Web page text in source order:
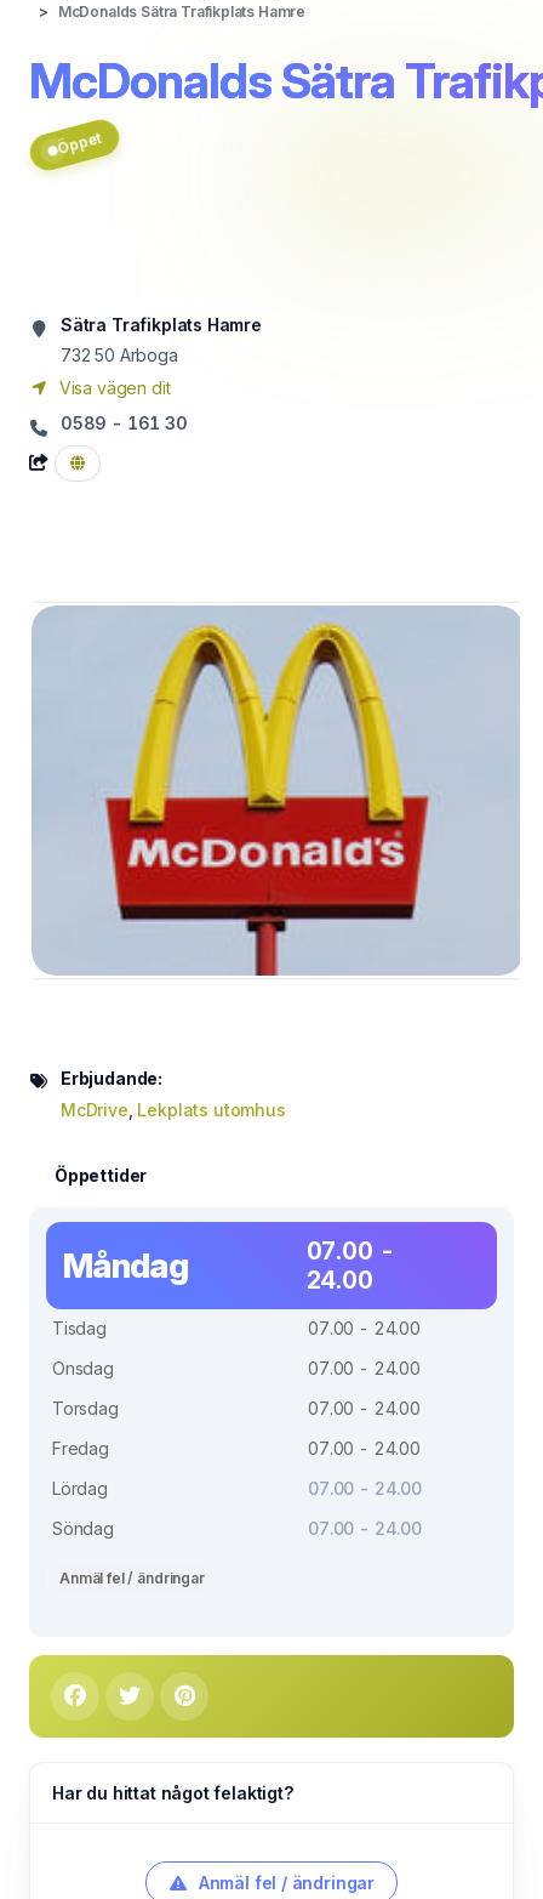
McDonalds Sätra Trafikplats Hamre
McDonalds Sätra
Öppet
Sätra Trafikplats Hamre
732 50 Arboga
Visa vägen dit
0589 - 161 30
Erbjudande:
McDrive Lekplats utomhus
Öppettider
Måndag
07.00 -
24.00
Tisdag
07.00 - 24.00
Onsdag
07.00 - 24.00
Torsdag
07.00 - 24.00
Fredag
07.00 - 24.00
Lördag
07.00 - 24.00
Söndag
07.00 - 24.00
Anmäl fel / ändringar
Har du hittat något felaktigt?
Anmäl fel / ändringar